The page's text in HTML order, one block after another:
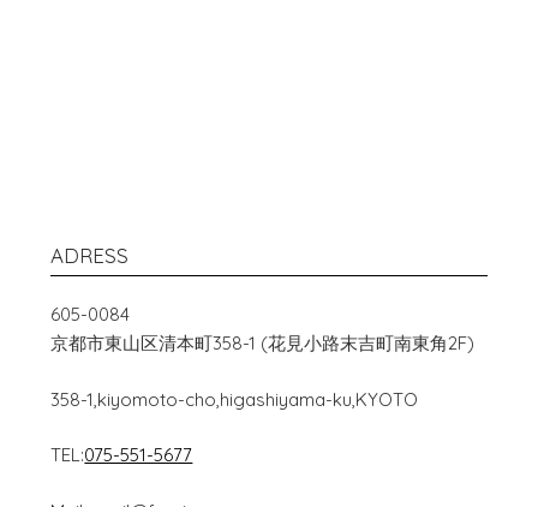
ADRESS
605-0084
京都市東山区清本町358-1 (花見小路末吉町南東角2F)
358-1,kiyomoto-cho,higashiyama-ku,KYOTO
TEL:075-551-5677